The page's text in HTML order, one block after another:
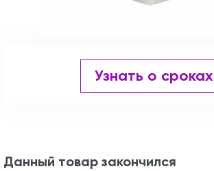
Узнать о сроках
Данный товар закончился